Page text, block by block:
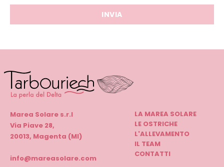
Marea Solare s.r.l
Via Piave 28,
20013, Magenta (MI)
info@mareasolare.com
LA MAREA SOLARE
LE OSTRICHE
L'ALLEVAMENTO
IL TEAM
CONTATTI